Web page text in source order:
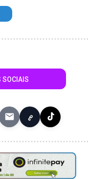
SOCIAIS